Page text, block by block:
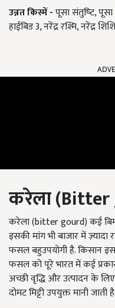
उन्नत किस्में -पूसा संतुष्‍टि‍,
हाईबि‍ड 3, नरेंद्र रश्मि, नरेंद्र
करेला (Bitter
करेला (bitter gourd) कई
इसकी मांग भी बाजार में ज़्यादा
फसल बहुउपयोगी है. किसान
फसल को पूरे भारत में कई
अच्छी वृद्धि और उत्पादन के
दोमट मिट्टी उपयुक्त मानी जाती है.